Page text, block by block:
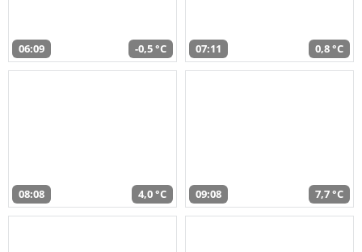
06:09 -0,5 °C 07:11 0,8 °C
08:08 4,0 °C 09:08 7,7 °C